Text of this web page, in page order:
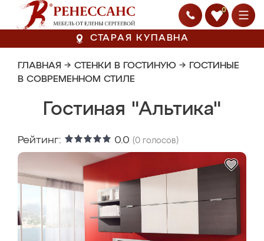
0
СТАРАЯ КУПАВНА
ГЛАВНАЯ → СТЕНКИ В ГОСТИНУЮ → ГОСТИНЫЕ
В СОВРЕМЕННОМ СТИЛЕ
Гостиная "Альтика"
Рейтинг: 0.0 (0 голосов)